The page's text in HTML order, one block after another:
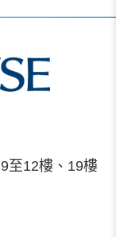
至12樓、19樓